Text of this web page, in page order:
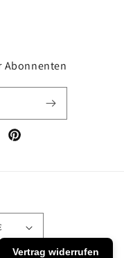
Abonnenten
Pinterest
€
Vertrag widerrufen